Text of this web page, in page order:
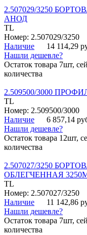
2.507029/3250
АНОД
TL
Номер: 2.507029/3250
Наличие
14 114,29
Нашли дешевле?
Остаток товара 7шт,
количества
2.509500/3000
TL
Номер: 2.509500/3000
Наличие
6 857,14
Нашли дешевле?
Остаток товара 12шт,
количества
2.507027/3250
ОБЛЕГЧЕННАЯ
TL
Номер: 2.507027/3250
Наличие
11 142,86
Нашли дешевле?
Остаток товара 7шт,
количества